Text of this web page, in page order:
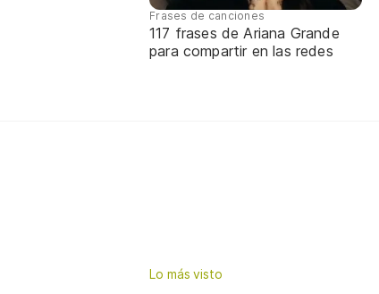
Frases de canciones
117 frases de Ariana Grande
para compartir en las redes
Lo más visto